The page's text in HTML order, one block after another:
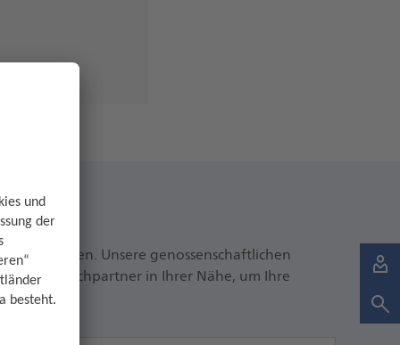
Unsere genossenschaftlichen
Ansprechpartner in Ihrer Nähe, um Ihre